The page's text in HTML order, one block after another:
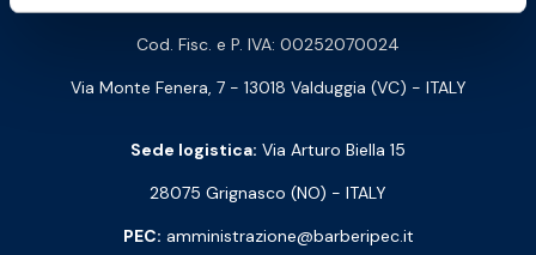
Cod. Fisc. e P. IVA: 00252070024
Via Monte Fenera, 7 - 13018 Valduggia (VC) - ITALY
Sede logistica: Via Arturo Biella 15
28075 Grignasco (NO) - ITALY
PEC: amministrazione@barberipec.it